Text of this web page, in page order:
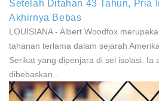
Setelah Ditahan 43 Tahun, Pria
Akhirnya Bebas
LOUISIANA - Albert Woodfox
tahanan terlama dalam sejarah
Serikat yang dipenjara di sel isolasi. Ia
dibebaskan...